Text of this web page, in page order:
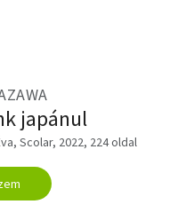
japánul
Scolar, 2022, 224 oldal